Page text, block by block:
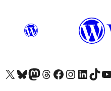
Truy cập tài khoản X (trước đây là Twitter) của chúng tôiVisit our Bluesky account
Visit our Mastodon account
Visit our Threads account
Xem trang Facebook của chúng tôiTruy cập tài khoản Instagram của chúng tôiTruy cập tài khoản LinkedIn của chúng tôiVisit ourTruy cập kênh YouTube